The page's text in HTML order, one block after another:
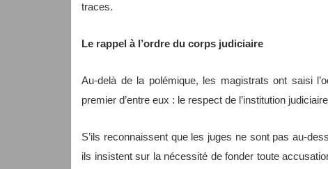
traces.
Le rappel à l’ordre du corps judiciaire
Au-delà de la polémique, les magistrats ont saisi
premier d’entre eux : le respect de l’institution
S’ils reconnaissent que les juges ne sont pas au-
ils insistent sur la nécessité de fonder toute